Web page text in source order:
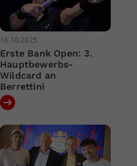
16.10.2025
Erste Bank Open: 3.
Hauptbewerbs-
Wildcard an
Berrettini